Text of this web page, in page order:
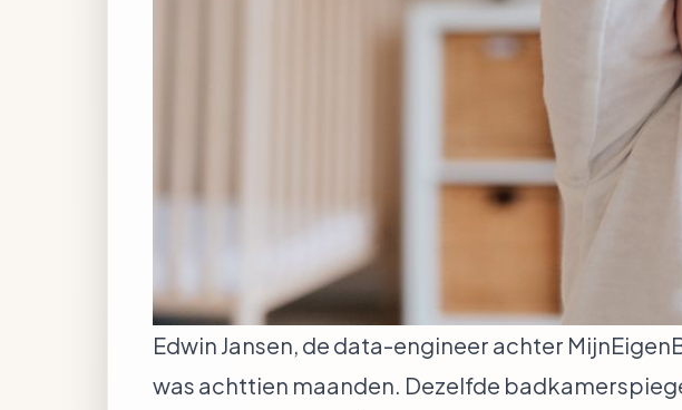
Edwin Jansen, de data-engineer achter
was achttien maanden. Dezelfde